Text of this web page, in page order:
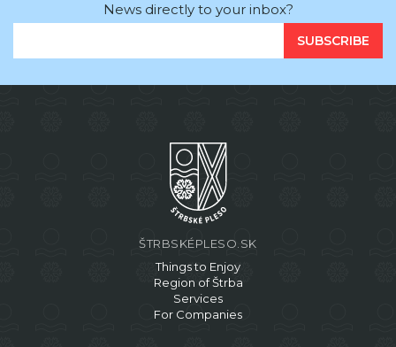
News directly to your inbox?
SUBSCRIBE
ŠTRBSKÉPLESO.SK
Things to Enjoy
Region of Štrba
Services
For Companies